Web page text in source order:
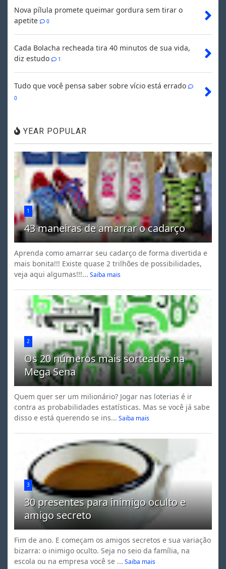
Nova pílula promete queimar gordura sem tirar o
apetite
0
Cada Bolacha recheada tira 40 minutos de sua vida,
diz estudo
1
Tudo que você pensa saber sobre vício está errado
0
YEAR POPULAR
1
43 maneiras de amarrar o cadarço
Aprenda como amarrar seu cadarço de forma divertida e
mais bonita!!! Existe quase 2 trilhões de possibilidades,
veja aqui algumas!!!... Saiba mais
2
Os 20 números mais sorteados na
Mega Sena
Quem quer ser um milionário? Jogar nas loterias é ir
contra as probabilidades estatísticas. Mas se você já sabe
disso e está querendo se ins... Saiba mais
3
30 presentes para inimigo oculto e
amigo secreto
Fim de ano. E começam os amigos secretos e sua variação
bizarra: o inimigo oculto. Seja no seio da família, na
escola ou na empresa você se ... Saiba mais